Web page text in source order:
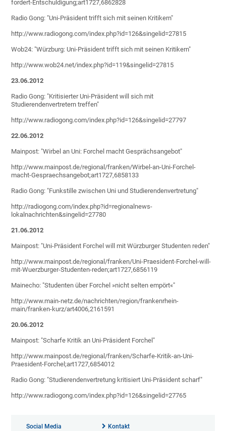
fordert-Entschuldigung;art1727,6862828
Radio Gong: "Uni-Präsident trifft sich mit seinen Kritikern"
http://www.radiogong.com/index.php?id=126&singelid=27815
Wob24: "Würzburg: Uni-Präsident trifft sich mit seinen Kritikern"
http://www.wob24.net/index.php?id=119&singelid=27815
23.06.2012
Radio Gong: "Kritisierter Uni-Präsident will sich mit
Studierendenvertretern treffen"
http://www.radiogong.com/index.php?id=126&singelid=27797
22.06.2012
Mainpost: "Wirbel an Uni: Forchel macht Gesprächsangebot"
http://www.mainpost.de/regional/franken/Wirbel-an-Uni-Forchel-
macht-Gespraechsangebot;art1727,6858133
Radio Gong: "Funkstille zwischen Uni und Studierendenvertretung"
http://radiogong.com/index.php?id=regionalnews-
lokalnachrichten&singelid=27780
21.06.2012
Mainpost: "Uni-Präsident Forchel will mit Würzburger Studenten reden"
http://www.mainpost.de/regional/franken/Uni-Praesident-Forchel-will-
mit-Wuerzburger-Studenten-reden;art1727,6856119
Mainecho: "Studenten über Forchel »nicht selten empört«"
http://www.main-netz.de/nachrichten/region/frankenrhein-
main/franken-kurz/art4006,2161591
20.06.2012
Mainpost: "Scharfe Kritik an Uni-Präsident Forchel"
http://www.mainpost.de/regional/franken/Scharfe-Kritik-an-Uni-
Praesident-Forchel;art1727,6854012
Radio Gong: "Studierendenvertretung kritisiert Uni-Präsident scharf"
http://www.radiogong.com/index.php?id=126&singelid=27765
Social Media Kontakt